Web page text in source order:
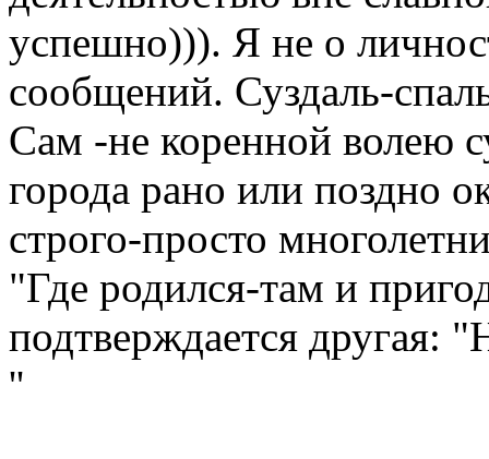
успешно))). Я не о
сообщений. Суздаль-
Сам -не коренной волею
города рано или поздно
строго-просто
"Где родился-там и
подтверждается другая:
''